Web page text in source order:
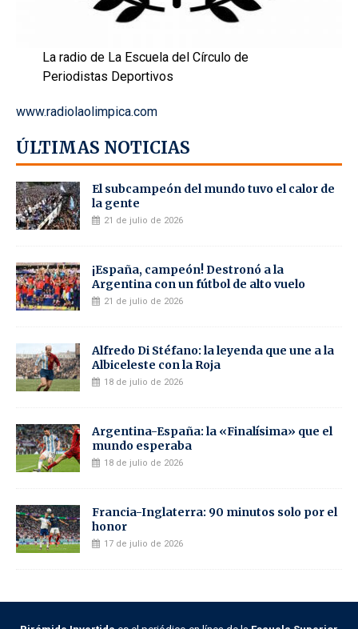
La radio de La Escuela del Círculo de
Periodistas Deportivos
www.radiolaolimpica.com
ÚLTIMAS NOTICIAS
El subcampeón del mundo tuvo el calor de
la gente
21 de julio de 2026
¡España, campeón! Destronó a la
Argentina con un fútbol de alto vuelo
21 de julio de 2026
Alfredo Di Stéfano: la leyenda que une a la
Albiceleste con la Roja
18 de julio de 2026
Argentina-España: la «Finalísima» que el
mundo esperaba
18 de julio de 2026
Francia-Inglaterra: 90 minutos solo por el
honor
17 de julio de 2026